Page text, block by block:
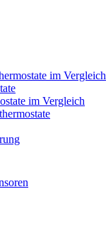
im Vergleich
im Vergleich